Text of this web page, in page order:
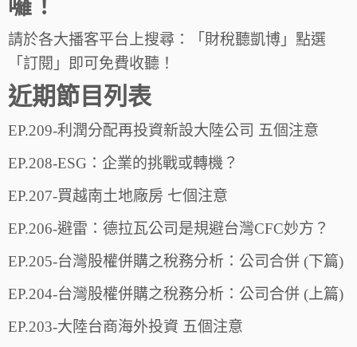
請於各大播客平台上搜尋：「財稅聽凱博」點選
「訂閱」即可免費收聽！
近期節目列表
EP.209-利潤分配再投資新設大陸公司 五個注意
EP.208-ESG：企業的挑戰或轉機？
EP.207-買越南土地廠房 七個注意
EP.206-避雷：德拉瓦公司是規避台灣CFC妙方？
EP.205-台灣股權併購之稅務分析：公司合併 (下篇)
EP.204-台灣股權併購之稅務分析：公司合併 (上篇)
EP.203-大陸台商海外投資 五個注意